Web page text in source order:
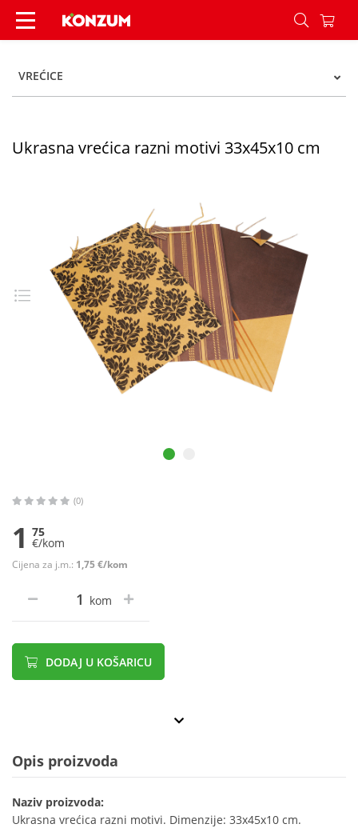
Ukrasna vrećica razni motivi 33x45x10 cm -
VREĆICE
Ukrasna vrećica razni motivi 33x45x10 cm
(0)
1 75
€/kom
Cijena za j.m.: 1,75 €/kom
kom
DODAJ U KOŠARICU
Opis proizvoda
Naziv proizvoda:
Ukrasna vrećica razni motivi. Dimenzije: 33x45x10 cm.